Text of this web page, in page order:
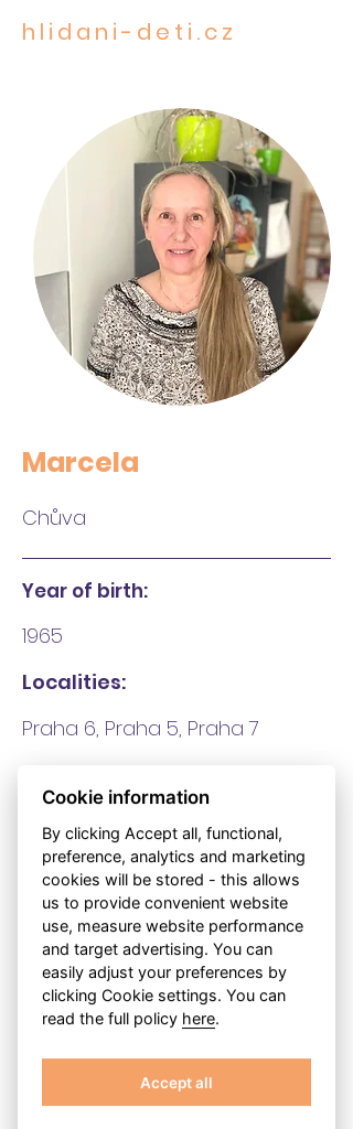
hlidani-deti.cz
Marcela
Chůva
Year of birth:
1965
Localities:
Praha 6, Praha 5, Praha 7
Český jazyk - Rodilý mluvčí
Education in the field:
SŠ - Pedagogická a sociálních
služeb
Length of internship:
28 let
Nature:
Cookie information
By clicking Accept all, functional,
preference, analytics and marketing
cookies will be stored - this allows
us to provide convenient website
use, measure website performance
and target advertising. You can
easily adjust your preferences by
clicking Cookie settings. You can
read the full policy here.
Accept all